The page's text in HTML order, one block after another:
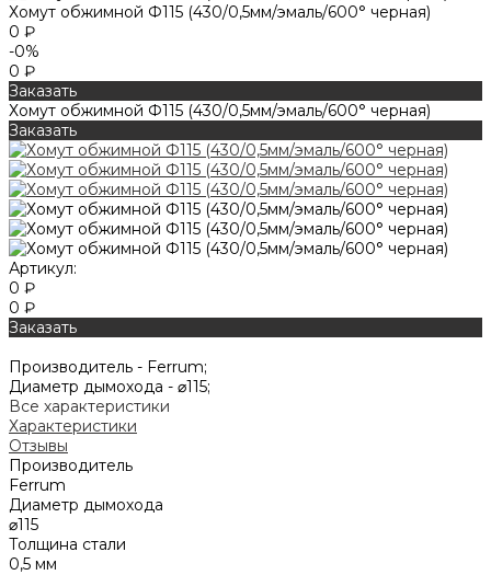
Хомут обжимной Ф115 (430/0,5мм/эмаль/600° черная)
0 ₽
-0%
0 ₽
Заказать
Хомут обжимной Ф115 (430/0,5мм/эмаль/600° черная)
Заказать
Артикул:
0 ₽
0 ₽
Заказать
Производитель - Ferrum;
Диаметр дымохода - ⌀115;
Все характеристики
Характеристики
Отзывы
Производитель
Ferrum
Диаметр дымохода
⌀115
Толщина стали
0,5 мм